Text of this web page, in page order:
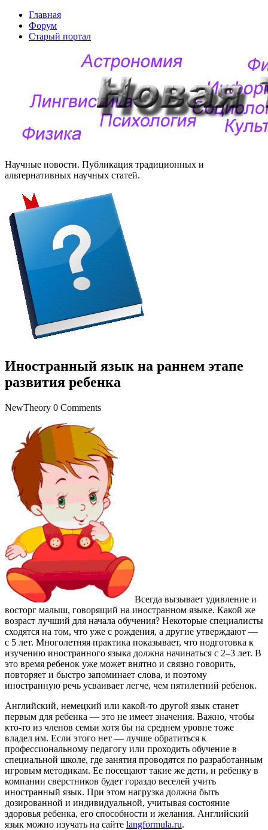
Главная
Форум
Старый портал
Научные новости. Публикация традиционных и
альтернативных научных статей.
Иностранный язык на раннем этапе
развития ребенка
NewTheory 0 Comments
Всегда вызывает удивление и
восторг малыш, говорящий на иностранном языке. Какой же
возраст лучший для начала обучения? Некоторые специалисты
сходятся на том, что уже с рождения, а другие утверждают —
с 5 лет. Многолетняя практика показывает, что подготовка к
изучению иностранного языка должна начинаться с 2–3 лет. В
это время ребенок уже может внятно и связно говорить,
повторяет и быстро запоминает слова, и поэтому
иностранную речь усваивает легче, чем пятилетний ребенок.
Английский, немецкий или какой-то другой язык станет
первым для ребенка — это не имеет значения. Важно, чтобы
кто-то из членов семьи хотя бы на среднем уровне тоже
владел им. Если этого нет — лучше обратиться к
профессиональному педагогу или проходить обучение в
специальной школе, где занятия проводятся по разработанным
игровым методикам. Ее посещают такие же дети, и ребенку в
компании сверстников будет гораздо веселей учить
иностранный язык. При этом нагрузка должна быть
дозированной и индивидуальной, учитывая состояние
здоровья ребенка, его способности и желания. Английский
язык можно изучать на сайте langformula.ru.